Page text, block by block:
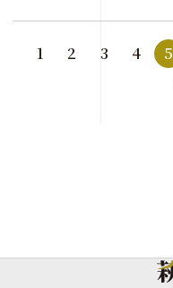
1 2 3 4 5